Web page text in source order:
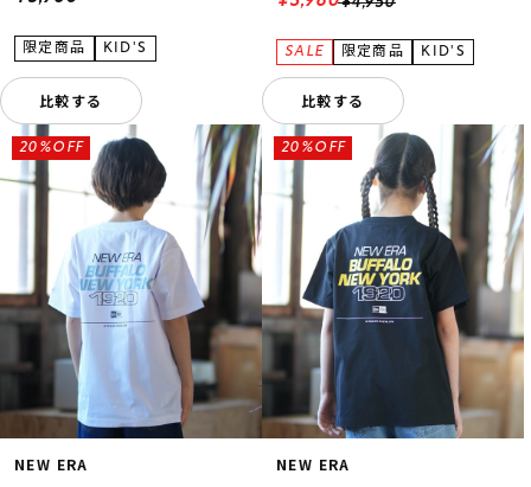
比較する 比較する
NEW ERA
20%OFF
NEW ERA
20%OFF